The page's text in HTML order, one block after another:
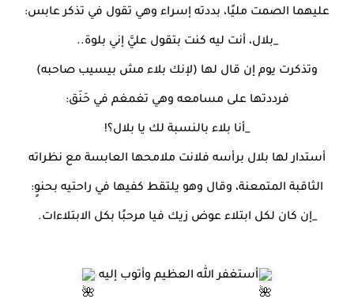
عليهما الصمت مليًا، بددته إسراء وهي تقول في تذكر عابس:
_بلال، أنت ليه كنت بتقول عليَّ إني بلوة..
وتذكرت يوم إن قال لها (لإنك بلاء مش بيسيب صاحبه)
فرددتها على مسامعه وهي تغمغم في حَنَق:
_أنا بلاء بالنسبة لك يا بلال؟!
أستدار لها بلال برأسه فلانت ملامحها العابسة مع نظراته
الثاقبة المتمعنة، وقال وهو يلتقط كفيها في راحتيه بحنوٍ:
_إن كان لكل ابتلاء عوض زيك فيا مرحبًا بكل الابتلاءات.
أستغفر الله العظيم وأتوب إليه